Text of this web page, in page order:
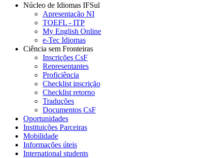
Núcleo de Idiomas IFSul
Apresentação NI
TOEFL - ITP
My English Online
e-Tec Idiomas
Ciência sem Fronteiras
Inscrições CsF
Representantes
Proficiência
Checklist inscrição
Checklist retorno
Traduções
Documentos CsF
Oportunidades
Instituições Parceiras
Mobilidade
Informações úteis
International students